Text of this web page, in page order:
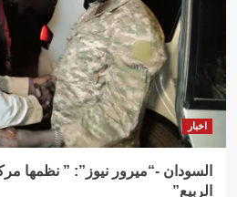
اخبار
السودان -“ميرور نيوز”: ” نظمها
الربيع”